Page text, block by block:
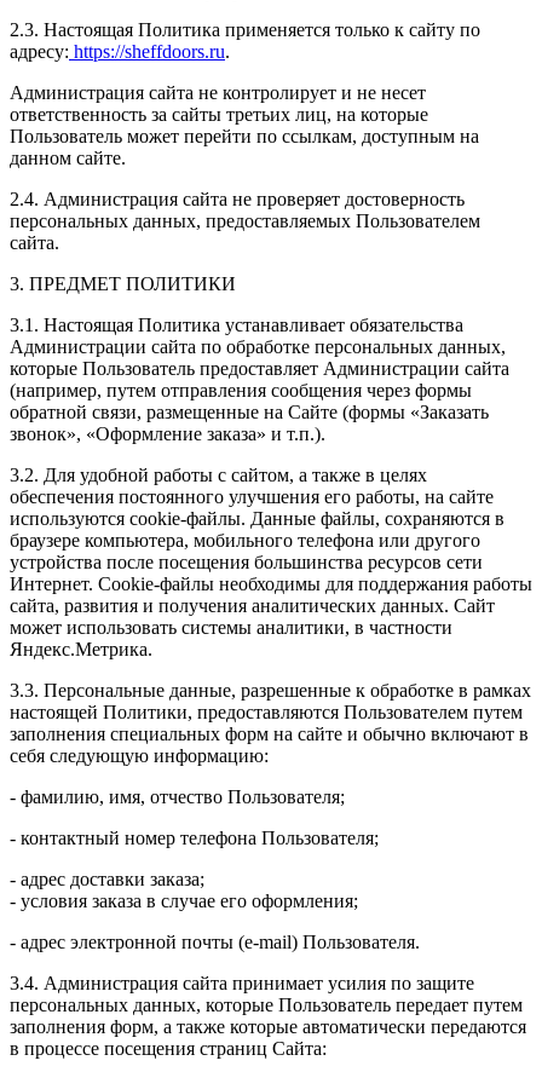
2.3. Настоящая Политика применяется только к сайту по
адресу: https://sheffdoors.ru.
Администрация сайта не контролирует и не несет
ответственность за сайты третьих лиц, на которые
Пользователь может перейти по ссылкам, доступным на
данном сайте.
2.4. Администрация сайта не проверяет достоверность
персональных данных, предоставляемых Пользователем
сайта.
3. ПРЕДМЕТ ПОЛИТИКИ
3.1. Настоящая Политика устанавливает обязательства
Администрации сайта по обработке персональных данных,
которые Пользователь предоставляет Администрации сайта
(например, путем отправления сообщения через формы
обратной связи, размещенные на Сайте (формы «Заказать
звонок», «Оформление заказа» и т.п.).
3.2. Для удобной работы с сайтом, а также в целях
обеспечения постоянного улучшения его работы, на сайте
используются cookie-файлы. Данные файлы, сохраняются в
браузере компьютера, мобильного телефона или другого
устройства после посещения большинства ресурсов сети
Интернет. Cookie-файлы необходимы для поддержания работы
сайта, развития и получения аналитических данных. Сайт
может использовать системы аналитики, в частности
Яндекс.Метрика.
3.3. Персональные данные, разрешенные к обработке в рамках
настоящей Политики, предоставляются Пользователем путем
заполнения специальных форм на сайте и обычно включают в
себя следующую информацию:
- фамилию, имя, отчество Пользователя;
- контактный номер телефона Пользователя;
- адрес доставки заказа;
- условия заказа в случае его оформления;
- адрес электронной почты (e-mail) Пользователя.
3.4. Администрация сайта принимает усилия по защите
персональных данных, которые Пользователь передает путем
заполнения форм, а также которые автоматически передаются
в процессе посещения страниц Сайта: